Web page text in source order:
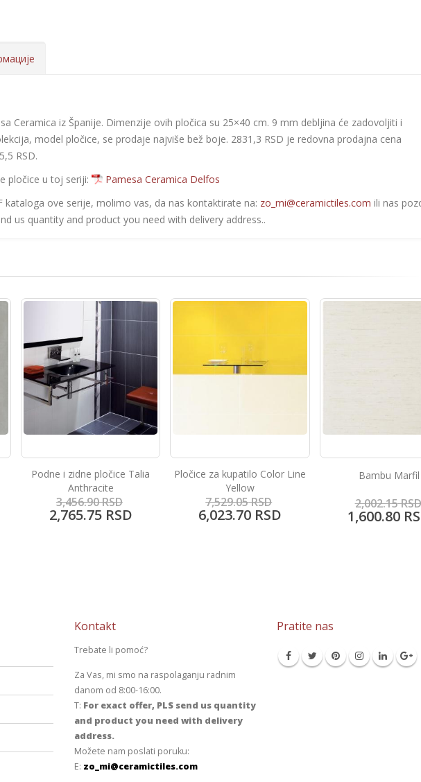
Ceramica iz Španije. Dimenzije ovih pločica su 25×40 cm. 9 mm debljina će zadovoljiti i
model pločice, se prodaje najviše bež boje. 2831,3 RSD je redovna prodajna cena
RSD.
pločice u toj seriji:
Pamesa Ceramica Delfos
kataloga ove serije, molimo vas, da nas kontaktirate na: zo_mi@ceramictiles.com ili nas
us quantity and product you need with delivery address..
Pločice za kupatilo Color Line
Yellow
7,529.05RSD
6,023.70RSD
Bambu Marfil
2,002.15RSD
1,600.80 RSD
Projekt pločice
4,312.50RSD
3,450.00
Kontakt
Trebate li pomoć?
Za Vas, mi smo na raspolaganju radnim
danom od 8:00-16:00.
T: For exact offer, PLS send us quantity
and product you need with delivery
address.
Možete nam poslati poruku:
E: zo_mi@ceramictiles.com
Pratite nas